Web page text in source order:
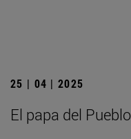
25 | 04 | 2025
El papa del